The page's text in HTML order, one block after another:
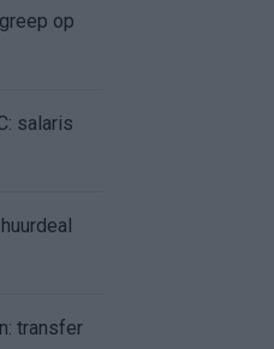
op
salaris
transfer